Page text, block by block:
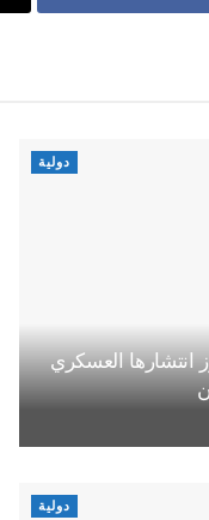
دولية
انتشارها العسكري
دولية